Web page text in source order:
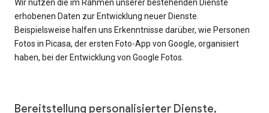
Wir nutzen die im Rahmen unserer bestehenden Dienste
erhobenen Daten zur Entwicklung neuer Dienste.
Beispielsweise halfen uns Erkenntnisse darüber, wie Personen
Fotos in Picasa, der ersten Foto-App von Google, organisiert
haben, bei der Entwicklung von Google Fotos.
Bereitstellung personalisierter Dienste,